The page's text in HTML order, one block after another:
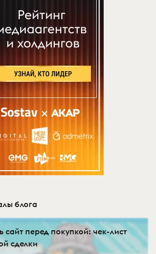
блога
сайт перед покупкой: чек-лист
сделки